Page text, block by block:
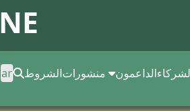
الداعمون الشروط ar